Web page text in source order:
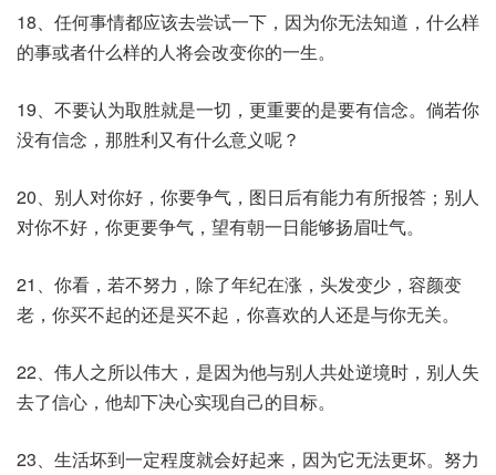
18、任何事情都应该去尝试一下，因为你无法知道，什么样
的事或者什么样的人将会改变你的一生。
19、不要认为取胜就是一切，更重要的是要有信念。倘若你
没有信念，那胜利又有什么意义呢？
20、别人对你好，你要争气，图日后有能力有所报答；别人
对你不好，你更要争气，望有朝一日能够扬眉吐气。
21、你看，若不努力，除了年纪在涨，头发变少，容颜变
老，你买不起的还是买不起，你喜欢的人还是与你无关。
22、伟人之所以伟大，是因为他与别人共处逆境时，别人失
去了信心，他却下决心实现自己的目标。
23、生活坏到一定程度就会好起来，因为它无法更坏。努力